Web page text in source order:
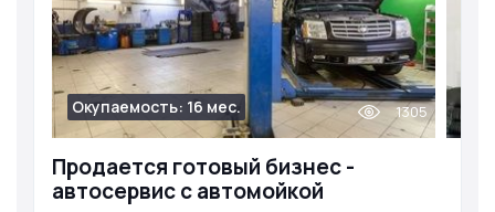
Продается готовый бизнес -
автосервис с автомойкой
Окупаемость: 16 мес. 1305